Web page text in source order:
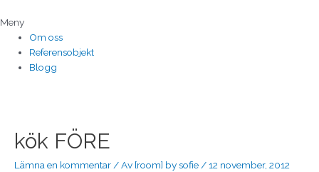
till
innehåll
Meny
Om oss
Referensobjekt
Blogg
kök FÖRE
Lämna en kommentar/ Av [room] by sofie/12 november, 2012